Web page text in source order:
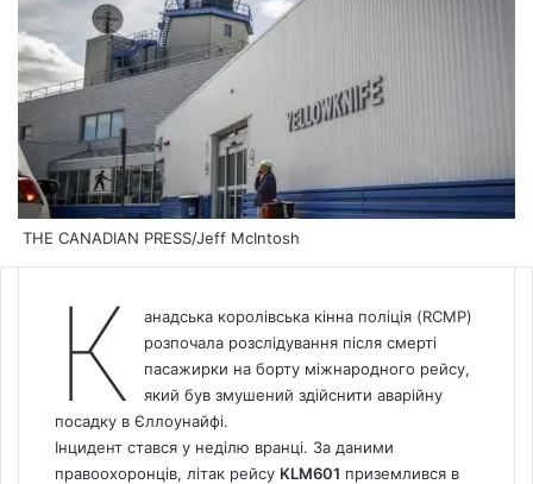
THE CANADIAN PRESS/Jeff McIntosh
К
анадська королівська кінна поліція (RCMP)
розпочала розслідування після смерті
пасажирки на борту міжнародного рейсу,
який був змушений здійснити аварійну
посадку в Єллоунайфі.
Інцидент стався у неділю вранці. За даними
правоохоронців, літак рейсу KLM601 приземлився в